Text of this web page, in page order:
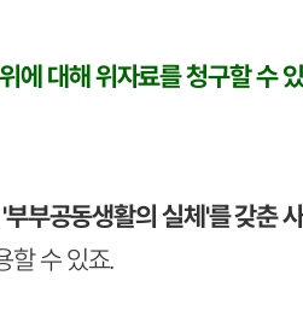
에 대해 위자료를 청구할 수
부공동생활의 실체'를 갖춘
할 수 있죠.